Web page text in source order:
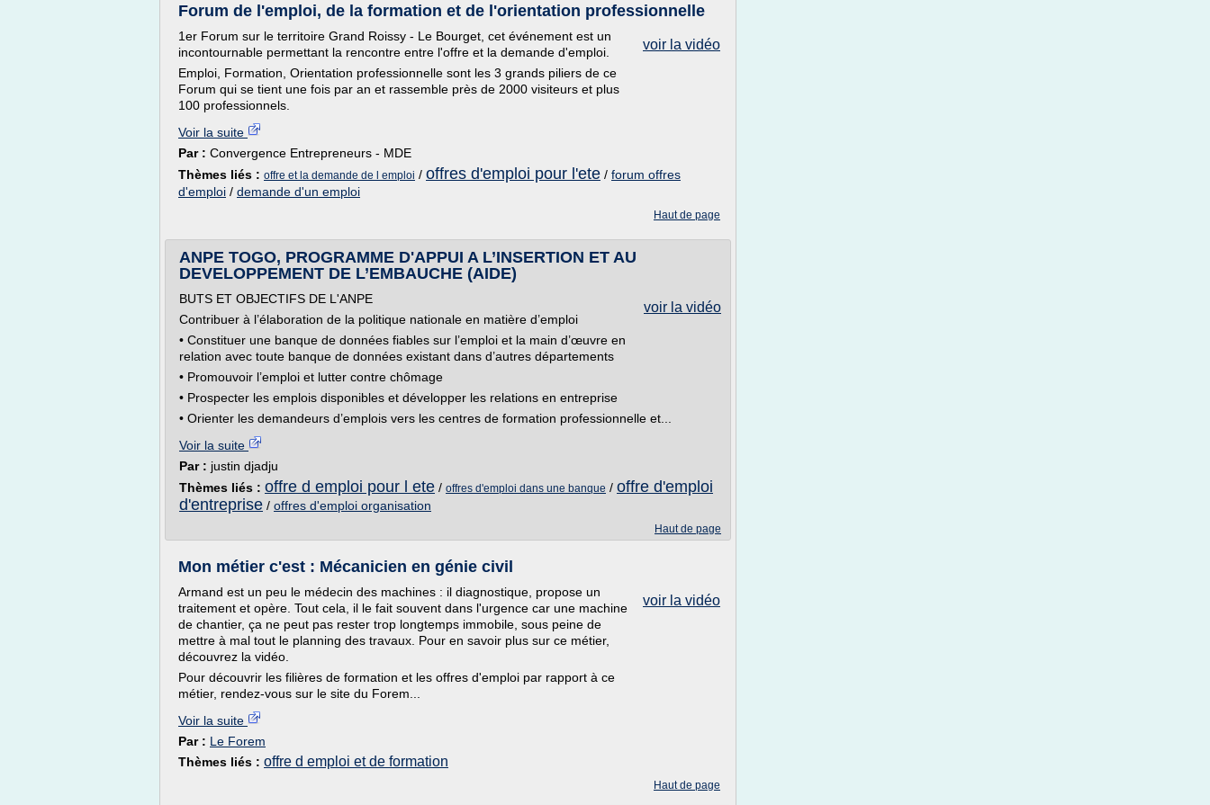
Forum de l'emploi, de la formation et de l'orientation professionnelle
voir la vidéo
1er Forum sur le territoire Grand Roissy - Le Bourget, cet événement est un
incontournable permettant la rencontre entre l'offre et la demande d'emploi.
Emploi, Formation, Orientation professionnelle sont les 3 grands piliers de ce
Forum qui se tient une fois par an et rassemble près de 2000 visiteurs et plus
100 professionnels.
Voir la suite
Par : Convergence Entrepreneurs - MDE
Thèmes liés : offre et la demande de l emploi / offres d'emploi pour l'ete / forum offres
d'emploi / demande d'un emploi
Haut de page
ANPE TOGO, PROGRAMME D'APPUI A L’INSERTION ET AU
DEVELOPPEMENT DE L’EMBAUCHE (AIDE)
voir la vidéo
BUTS ET OBJECTIFS DE L'ANPE
Contribuer à l’élaboration de la politique nationale en matière d’emploi
• Constituer une banque de données fiables sur l’emploi et la main d’œuvre en
relation avec toute banque de données existant dans d’autres départements
• Promouvoir l’emploi et lutter contre chômage
• Prospecter les emplois disponibles et développer les relations en entreprise
• Orienter les demandeurs d’emplois vers les centres de formation professionnelle et...
Voir la suite
Par : justin djadju
Thèmes liés : offre d emploi pour l ete / offres d'emploi dans une banque / offre d'emploi
d'entreprise / offres d'emploi organisation
Haut de page
Mon métier c'est : Mécanicien en génie civil
voir la vidéo
Armand est un peu le médecin des machines : il diagnostique, propose un
traitement et opère. Tout cela, il le fait souvent dans l'urgence car une machine
de chantier, ça ne peut pas rester trop longtemps immobile, sous peine de
mettre à mal tout le planning des travaux. Pour en savoir plus sur ce métier,
découvrez la vidéo.
Pour découvrir les filières de formation et les offres d'emploi par rapport à ce
métier, rendez-vous sur le site du Forem...
Voir la suite
Par : Le Forem
Thèmes liés : offre d emploi et de formation
Haut de page